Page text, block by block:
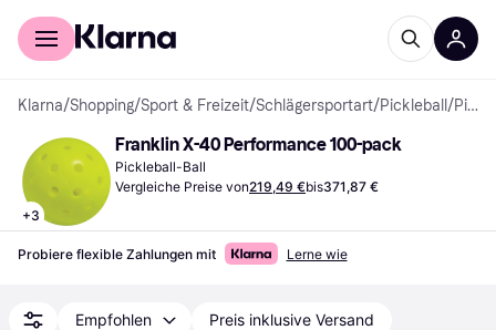
Für Shopper
Klarna/Shopping/Sport & Freizeit/Schlägersportart/Pickleball / Pickleball-Bälle
+3
Franklin X-40 Performance 100-pack
Pickleball-Ball
Vergleiche Preise von219,49 €bis371,87 €
Probiere flexible Zahlungen mit Lerne wie
Empfohlen Preis inklusive Versand